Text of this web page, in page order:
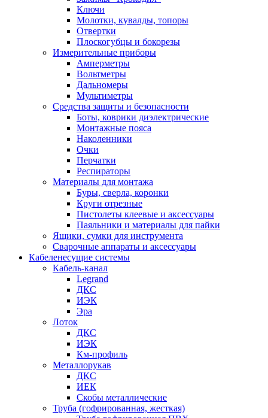
Ключи
Молотки, кувалды, топоры
Отвертки
Плоскогубцы и бокорезы
Измерительные приборы
Амперметры
Вольтметры
Дальномеры
Мультиметры
Средства защиты и безопасности
Боты, коврики диэлектрические
Монтажные пояса
Наколенники
Очки
Перчатки
Респираторы
Материалы для монтажа
Буры, сверла, коронки
Круги отрезные
Пистолеты клеевые и аксессуары
Паяльники и материалы для пайки
Ящики, сумки для инструмента
Сварочные аппараты и аксессуары
Кабеленесущие системы
Кабель-канал
Legrand
ДКС
ИЭК
Эра
Лоток
ДКС
ИЭК
Км-профиль
Металлорукав
ДКС
ИЕК
Скобы металлические
Труба (гофрированная, жесткая)